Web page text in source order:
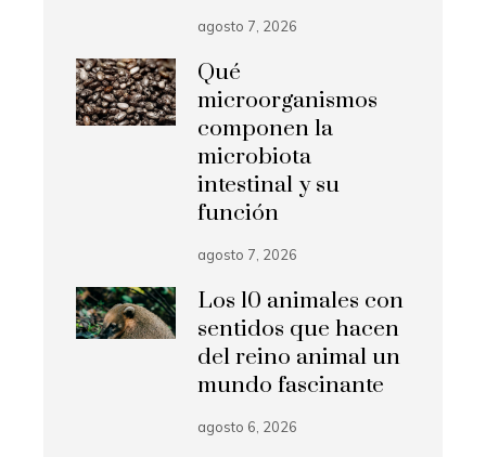
agosto 7, 2026
Qué
microorganismos
componen la
microbiota
intestinal y su
función
agosto 7, 2026
Los 10 animales con
sentidos que hacen
del reino animal un
mundo fascinante
agosto 6, 2026